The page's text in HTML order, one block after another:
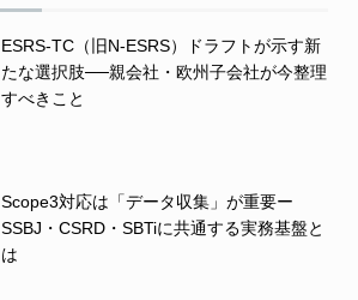
ESRS-TC（旧N-ESRS）ドラフトが示す新
たな選択肢──親会社・欧州子会社が今整理
すべきこと
Scope3対応は「データ収集」が重要ー
SSBJ・CSRD・SBTiに共通する実務基盤と
は